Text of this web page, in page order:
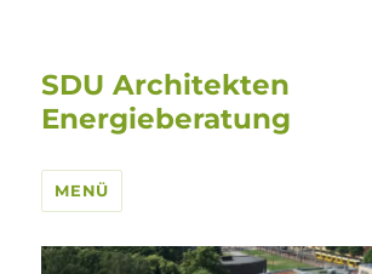
SDU Architekten
Energieberatung
MENÜ